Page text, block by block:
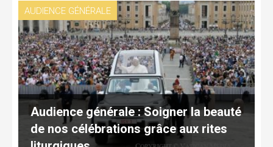
AUDIENCE GÉNÉRALE
Audience générale : Soigner la beauté
de nos célébrations grâce aux rites